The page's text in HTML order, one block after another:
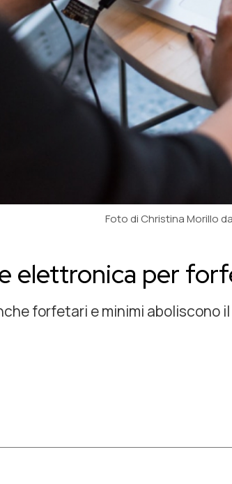
Foto di Christina Morillo
elettronica per
forfetari e minimi aboliscono